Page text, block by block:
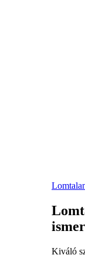
Kiváló